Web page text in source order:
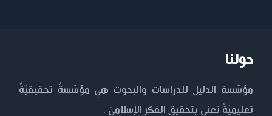
حولنا
مؤسّسة الدليل للدراسات والبحوث هي مؤسّسةٌ تحقيقيّةٌ
تعليميّةٌ تعنى بتحقيق الفكر الإسلاميّ .